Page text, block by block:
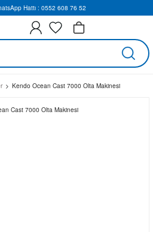
Hattı : 0552 608 76 52
Kendo Ocean Cast 7000 Olta Makinesi